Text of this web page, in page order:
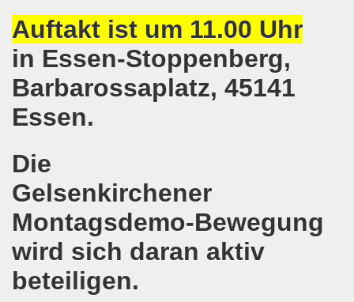
Auftakt ist um 11.00 Uhr
in Essen-Stoppenberg,
Barbarossaplatz, 45141
Essen.
Die
Gelsenkirchener
Montagsdemo-Bewegung
wird sich daran aktiv
beteiligen.
und wichtige Informationen zur 15.
und Montagsdemonstranten Frank Oettler aus
Bewegung in Gelsenkirchen
Beeindruckender Protest am 17.09.2018
Regierung in Berlin als Teil der Großdemonstration
Bewegung am 17.09.2018 ruft auf zum Protest gegen
Arbeiter und an die kämpfenden Arbeiterinnen bei
in Gelsenkirchen: Eine Erfolgsgeschichte und eine Feier
20.08.2018 in Gelsenkirchen - ein Grund zu feiern!